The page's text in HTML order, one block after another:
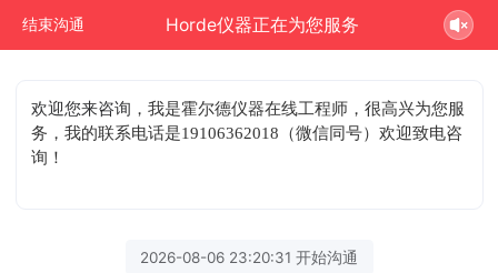
结束沟通 Horde仪器正在为您服务
欢迎您来咨询 ，我是霍尔德仪器在线工程师，很高兴为您服
务，我的联系电话是19106362018（微信同号）欢迎致电咨
询！
2026-08-06 23:20:31 开始沟通